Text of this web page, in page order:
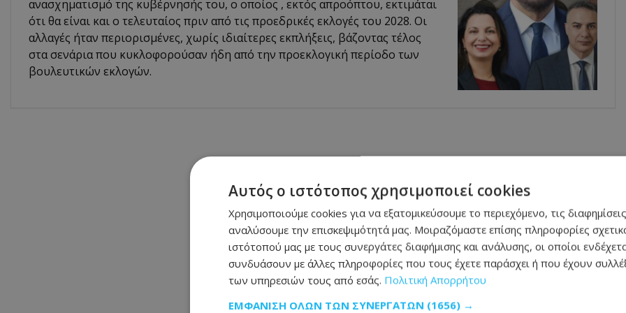
ανασχηματισμό της κυβέρνησής του, ο οποίος , εκτός απροόπτου, εκτιμάται
ότι θα είναι και ο τελευταίος πριν από τις προεδρικές εκλογές του 2028. Οι
αλλαγές ήταν περιορισμένες, χωρίς ιδιαίτερες εκπλήξεις, βάζοντας τέλος
στα σενάρια που κυκλοφορούσαν ήδη από την προεκλογική περίοδο των
βουλευτικών εκλογών.
Αυτός ο ιστότοπος χρησιμοποιεί cookies
Χρησιμοποιούμε cookies για να εξατομικεύσουμε το περιεχόμενο, τις
αναλύσουμε την επισκεψιμότητά μας. Μοιραζόμαστε επίσης πληροφορίες
ιστότοπού μας με τους συνεργάτες διαφήμισης και ανάλυσης, οι οποίοι
συνδυάσουν με άλλες πληροφορίες που τους έχετε παράσχει ή που έχουν
των υπηρεσιών τους από εσάς. Πολιτική Απορρήτου
ΕΜΦΆΝΙΣΗ ΌΛΩΝ ΤΩΝ ΣΥΝΕΡΓΑΤΏΝ (1656) →